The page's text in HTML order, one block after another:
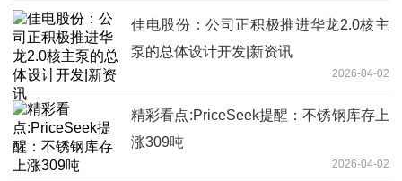
佳电股份：公司正积极推进华龙2.0核主
泵的总体设计开发|新资讯
2026-04-02
精彩看点:PriceSeek提醒：不锈钢库存上
涨309吨
2026-04-02